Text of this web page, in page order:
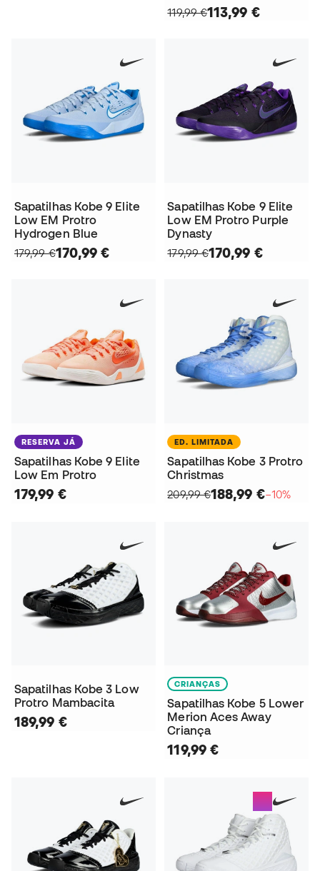
119,99 €113,99 €
Sapatilhas Kobe 9 Elite
Low EM Protro
Hydrogen Blue
179,99 €170,99 €
Sapatilhas Kobe 9 Elite
Low EM Protro Purple
Dynasty
179,99 €170,99 €
RESERVA JÁ
Sapatilhas Kobe 9 Elite
Low Em Protro
179,99 €
ED. LIMITADA
Sapatilhas Kobe 3 Protro
Christmas
209,99 €188,99 €−10%
Sapatilhas Kobe 3 Low
Protro Mambacita
189,99 €
CRIANÇAS
Sapatilhas Kobe 5 Lower
Merion Aces Away
Criança
119,99 €